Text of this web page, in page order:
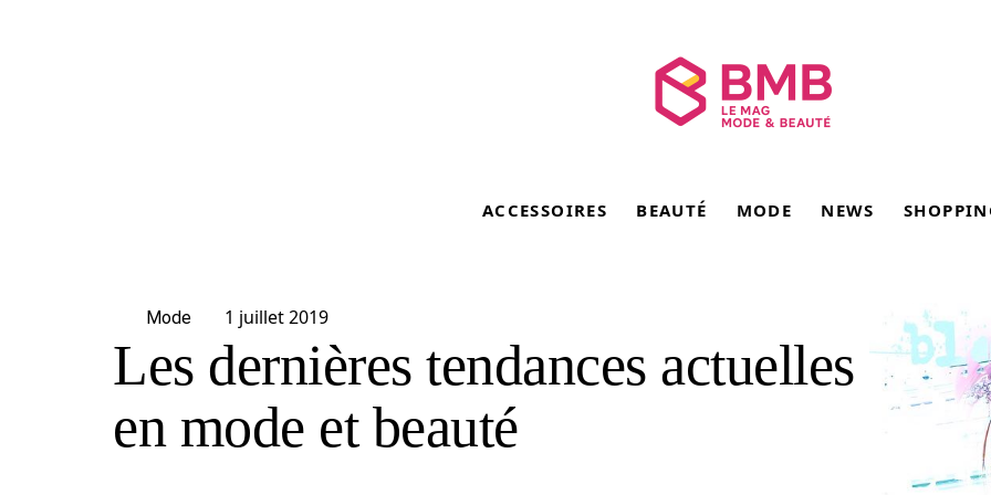
ACCESSOIRES BEAUTÉ MODE NEWS
Mode 1 juillet 2019
Les dernières tendances actuelles
en mode et beauté